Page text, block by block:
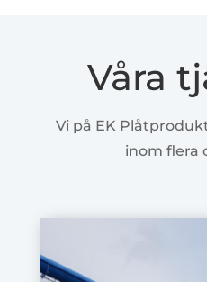
Våra
Vi på EK
inom flera